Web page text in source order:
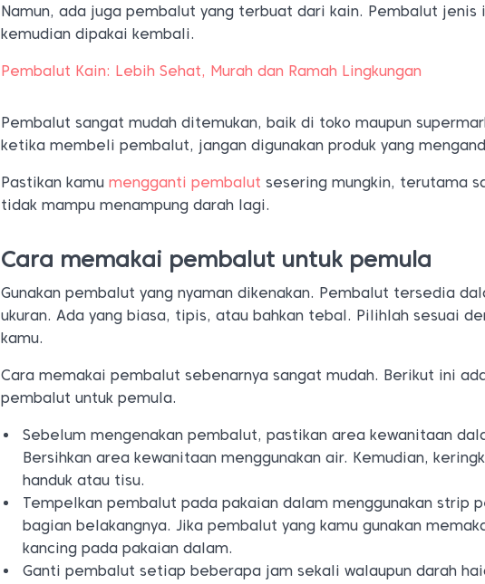
Namun, ada juga pembalut yang terbuat dari kain. Pembalut jenis
kemudian dipakai kembali.
Pembalut Kain: Lebih Sehat, Murah dan Ramah Lingkungan
Pembalut sangat mudah ditemukan, baik di toko maupun
ketika membeli pembalut, jangan digunakan produk yang
Pastikan kamumengganti pembalut sesering mungkin, terutama
tidak mampu menampung darah lagi.
Cara memakai pembalut untuk pemula
Gunakan pembalut yang nyaman dikenakan. Pembalut tersedia
ukuran. Ada yang biasa, tipis, atau bahkan tebal. Pilihlah sesuai
kamu.
Cara memakai pembalut sebenarnya sangat mudah. Berikut ini
pembalut untuk pemula.
Sebelum mengenakan pembalut, pastikan area kewanitaan
Bersihkan area kewanitaan menggunakan air. Kemudian,
handuk atau tisu.
Tempelkan pembalut pada pakaian dalam menggunakan strip
bagian belakangnya. Jika pembalut yang kamu gunakan
kancing pada pakaian dalam.
Ganti pembalut setiap beberapa jam sekali walaupun darah